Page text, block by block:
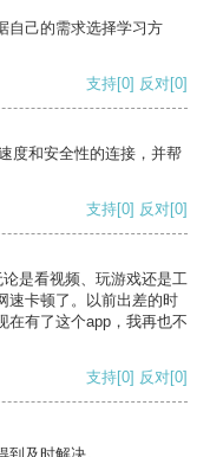
自己的需求选择学习方
支持[0] 反对[0]
度和安全性的连接，并帮
支持[0] 反对[0]
是看视频、玩游戏还是工
速卡顿了。以前出差的时
在有了这个app，我再也不
支持[0] 反对[0]